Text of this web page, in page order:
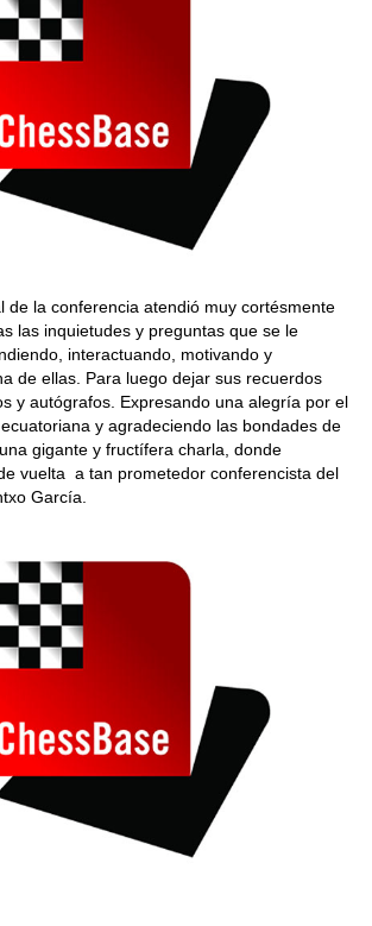
de la conferencia atendió muy cortésmente
las inquietudes y preguntas que se le
interactuando, motivando y
de ellas. Para luego dejar sus recuerdos
y autógrafos. Expresando una alegría por el
y agradeciendo las bondades de
gigante y fructífera charla, donde
vuelta a tan prometedor conferencista del
García.